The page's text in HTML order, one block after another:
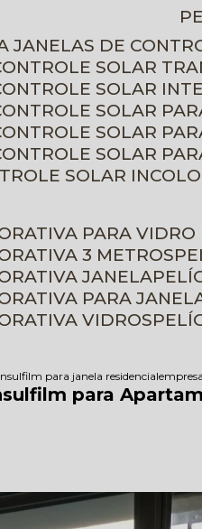
JANELAS DE
SOLAR
SOLAR
SOLAR
SOLAR
SOLAR
SOLAR
PARA
3 METROS
JANELA
PARA
VIDROS
para janela residencial
para